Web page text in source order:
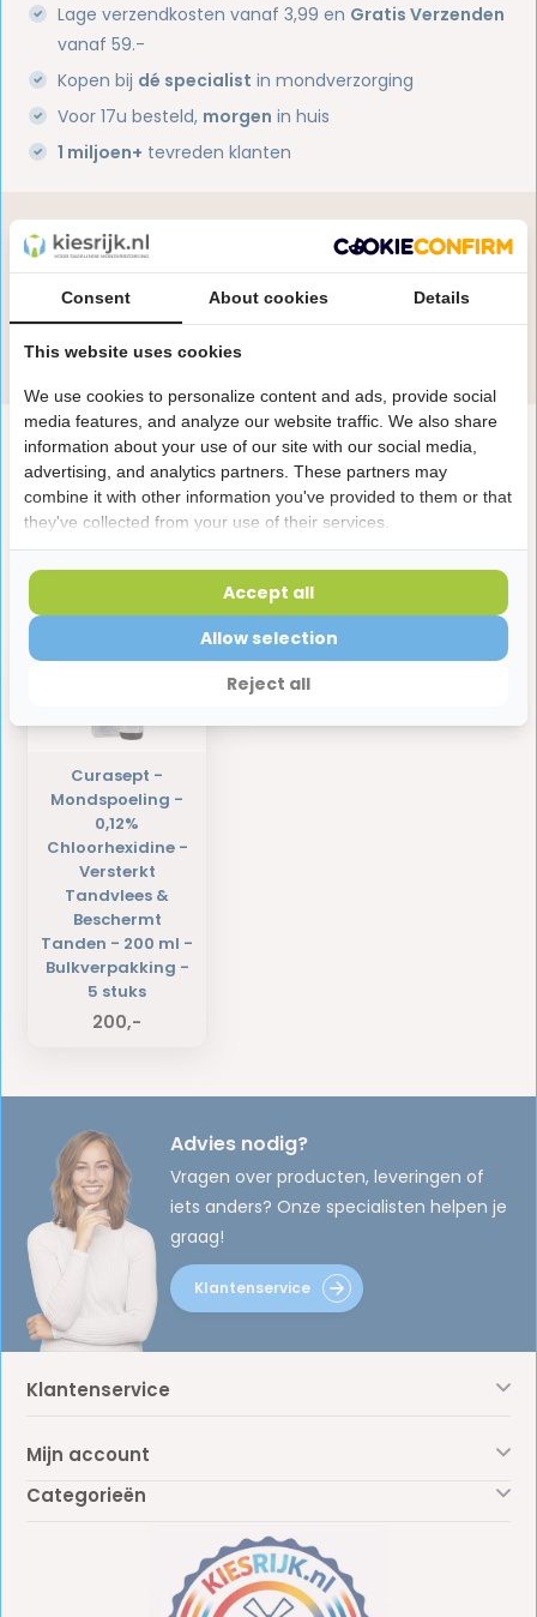
Lage verzendkosten vanaf 3,99 en Gratis Verzenden
vanaf 59.-
Kopen bij dé specialist in mondverzorging
Voor 17u besteld, morgen in huis
1 miljoen+ tevreden klanten
Productomschrijving
Reviews
Heb je een vraag over dit product?
Onze specialisten helpen je graag! Spreek ons aan
in de chat of stuur een e-mail.
Stuur e-mail
Laatst bekeken producten
Curasept -
Mondspoeling -
0,12%
Chloorhexidine -
Versterkt
Tandvlees &
Beschermt
Tanden - 200 ml -
Bulkverpakking -
5 stuks
200,-
Advies nodig?
Vragen over producten, leveringen of
iets anders? Onze specialisten helpen je
graag!
Klantenservice
Klantenservice
Mijn account
Categorieën
Consent About cookies Details
This website uses cookies
We use cookies to personalize content and ads, provide social
media features, and analyze our website traffic. We also share
information about your use of our site with our social media,
advertising, and analytics partners. These partners may
combine it with other information you've provided to them or that
they've collected from your use of their services.
Reject all
Allow selection
Accept all